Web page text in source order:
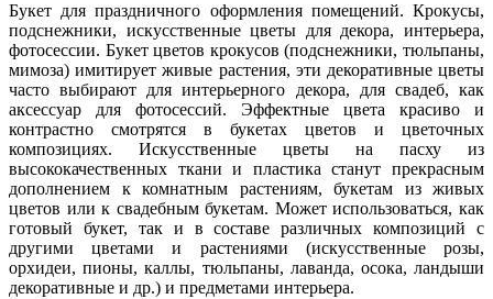
Букет для праздничного оформления помещений. Крокусы,
подснежники, искусственные цветы для декора, интерьера,
фотосессии. Букет цветов крокусов (подснежники, тюльпаны,
мимоза) имитирует живые растения, эти декоративные цветы
часто выбирают для интерьерного декора, для свадеб, как
аксессуар для фотосессий. Эффектные цвета красиво и
контрастно смотрятся в букетах цветов и цветочных
композициях. Искусственные цветы на пасху из
высококачественных ткани и пластика станут прекрасным
дополнением к комнатным растениям, букетам из живых
цветов или к свадебным букетам. Может использоваться, как
готовый букет, так и в составе различных композиций с
другими цветами и растениями (искусственные розы,
орхидеи, пионы, каллы, тюльпаны, лаванда, осока, ландыши
декоративные и др.) и предметами интерьера.